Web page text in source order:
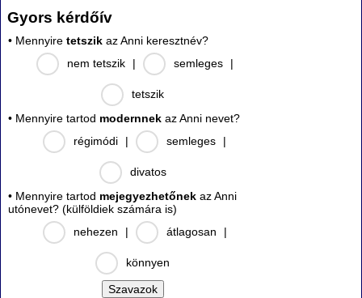
Gyors kérdőív
• Mennyire tetszik az Anni keresztnév?
nem tetszik
| semleges |
tetszik
• Mennyire tartod modernnek az Anni nevet?
régimódi
| semleges |
divatos
• Mennyire tartod mejegyezhetőnek az Anni
utónevet? (külföldiek számára is)
nehezen
| átlagosan |
könnyen